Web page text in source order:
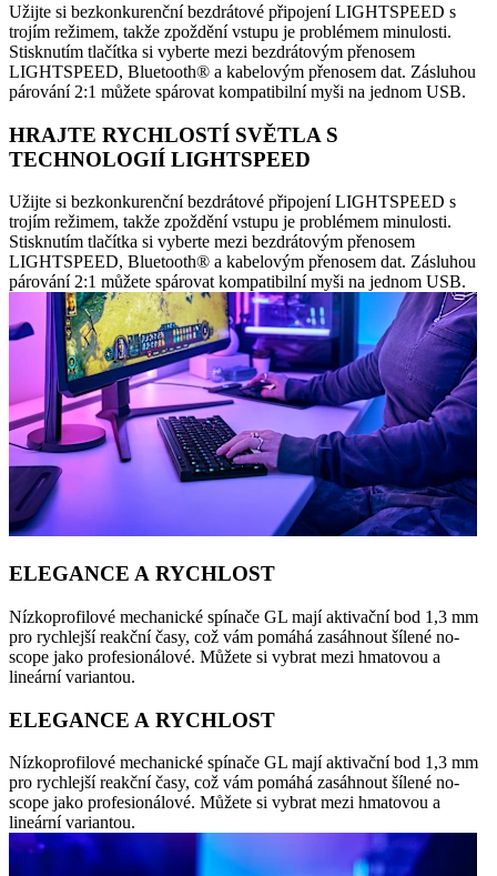
Užijte si bezkonkurenční bezdrátové připojení LIGHTSPEED s
trojím režimem, takže zpoždění vstupu je problémem minulosti.
Stisknutím tlačítka si vyberte mezi bezdrátovým přenosem
LIGHTSPEED, Bluetooth® a kabelovým přenosem dat. Zásluhou
párování 2:1 můžete spárovat kompatibilní myši na jednom USB.
HRAJTE RYCHLOSTÍ SVĚTLA S
TECHNOLOGIÍ LIGHTSPEED
Užijte si bezkonkurenční bezdrátové připojení LIGHTSPEED s
trojím režimem, takže zpoždění vstupu je problémem minulosti.
Stisknutím tlačítka si vyberte mezi bezdrátovým přenosem
LIGHTSPEED, Bluetooth® a kabelovým přenosem dat. Zásluhou
párování 2:1 můžete spárovat kompatibilní myši na jednom USB.
ELEGANCE A RYCHLOST
Nízkoprofilové mechanické spínače GL mají aktivační bod 1,3 mm
pro rychlejší reakční časy, což vám pomáhá zasáhnout šílené no-
scope jako profesionálové. Můžete si vybrat mezi hmatovou a
lineární variantou.
ELEGANCE A RYCHLOST
Nízkoprofilové mechanické spínače GL mají aktivační bod 1,3 mm
pro rychlejší reakční časy, což vám pomáhá zasáhnout šílené no-
scope jako profesionálové. Můžete si vybrat mezi hmatovou a
lineární variantou.